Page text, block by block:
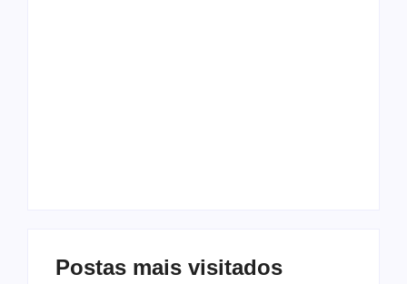
Postas mais visitados